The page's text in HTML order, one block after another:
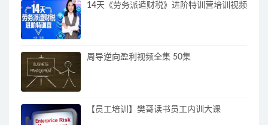
14天《劳务派遣财税》进阶特训营培训视频
周导逆向盈利视频全集 50集
【员工培训】樊哥读书员工内训大课